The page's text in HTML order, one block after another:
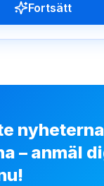
Fortsätt
– anmäl